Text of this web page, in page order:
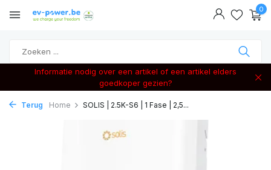
0
Informatie nodig over een artikel of een artikel elders
goedkoper gezien?
Terug Home SOLIS | 2.5K-S6 | 1 Fase | 2,5...